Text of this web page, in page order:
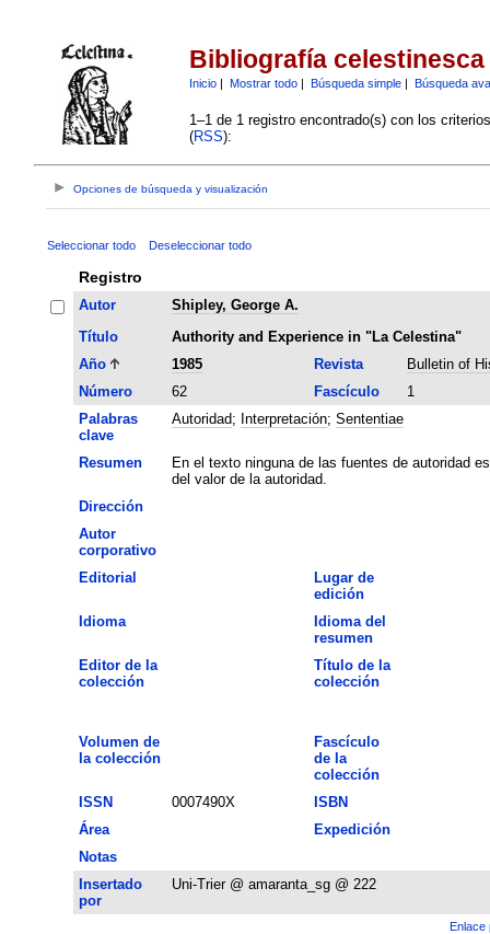
Bibliografía celestinesca
Inicio| Mostrar todo| Búsqueda simple| Búsqueda
1–1 de 1 registro encontrado(s) con los
(RSS):
Opciones de búsqueda y visualización
Seleccionar todo Deseleccionar todo
Registro
Autor
Shipley, George A.
Título
Authority and Experience in "La Celestina"
Año
1985 Revista
Bulletin of
Número
62 Fascículo
1
Palabras
clave
Autoridad; Interpretación; Sententiae
Resumen
En el texto ninguna de las fuentes de autoridad
del valor de la autoridad.
Dirección
Autor
corporativo
Editorial
Lugar de
edición
Idioma
Idioma del
resumen
Editor de la
colección
Título de la
colección
Volumen de
la colección
Fascículo
de la
colección
ISSN
0007490X
ISBN
Área
Expedición
Notas
Insertado
por
Uni-Trier @ amaranta_sg @ 222
Enlace